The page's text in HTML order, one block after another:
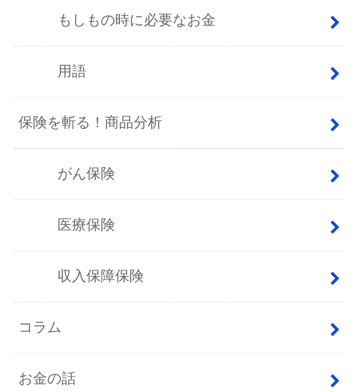
もしもの時に必要なお金
用語
保険を斬る！商品分析
がん保険
医療保険
収入保障保険
コラム
お金の話